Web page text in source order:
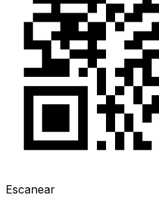
Escanear